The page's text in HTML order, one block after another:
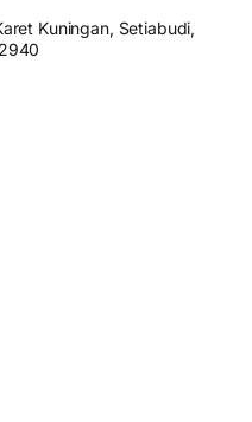
Kuningan, Setiabudi,